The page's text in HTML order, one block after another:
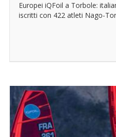
Europei iQFoil a Torbole:
iscritti con 422 atleti Nago-